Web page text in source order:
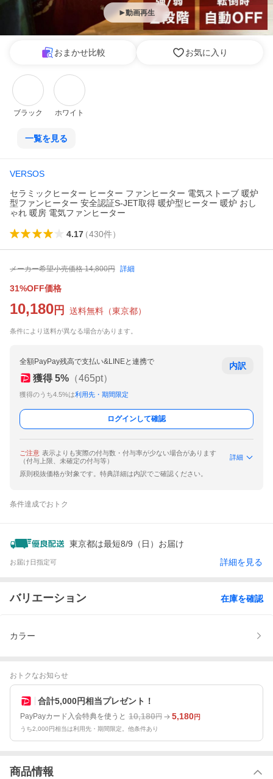
動画再生
おまかせ比較 お気に入り
ブラック ホワイト
一覧を見る
VERSOS
セラミックヒーター ヒーター ファンヒーター 電気ストーブ 暖炉
型ファンヒーター 安全認証S-JET取得 暖炉型ヒーター 暖炉 おし
ゃれ 暖房 電気ファンヒーター
4.17（430件）
メーカー希望小売価格 14,800円 詳細
31%OFF価格
10,180 円 送料無料 （東京都）
条件により送料が異なる場合があります。
全額PayPay残高で支払い&LINEと連携で
獲得 5% （465pt）
獲得のうち4.5%は利用先・期間限定
内訳
ログインして確認
ご注意 表示よりも実際の付与数・付与率が少ない場合があります
（付与上限、未確定の付与等）
詳細
原則税抜価格が対象です。特典詳細は内訳でご確認ください。
条件達成でおトク
東京都は最短8/9（日）お届け
お届け日指定可 詳細を見る
バリエーション 在庫を確認
カラー
おトクなお知らせ
合計5,000円相当プレゼント！
PayPayカード入会特典を使うと 10,180円 5,180円
うち2,000円相当は利用先・期間限定。他条件あり
商品情報